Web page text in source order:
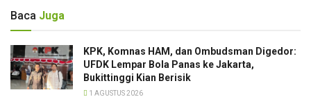
Baca Juga
KPK, Komnas HAM, dan Ombudsman Digedor:
UFDK Lempar Bola Panas ke Jakarta,
Bukittinggi Kian Berisik
1 AGUSTUS 2026